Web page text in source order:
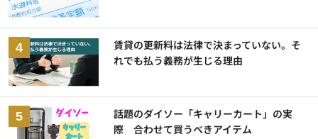
賃貸の更新料は法律で決まっていない。そ
れでも払う義務が生じる理由
話題のダイソー「キャリーカート」の実
際 合わせて買うべきアイテム